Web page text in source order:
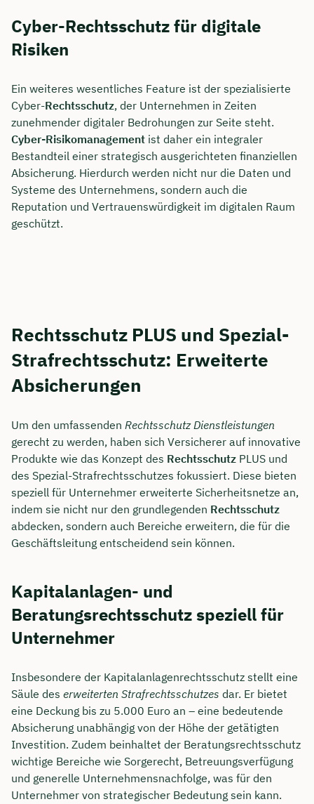
Cyber-Rechtsschutz für digitale
Risiken
Ein weiteres wesentliches Feature ist der spezialisierte
Cyber-Rechtsschutz, der Unternehmen in Zeiten
zunehmender digitaler Bedrohungen zur Seite steht.
Cyber-Risikomanagement ist daher ein integraler
Bestandteil einer strategisch ausgerichteten finanziellen
Absicherung. Hierdurch werden nicht nur die Daten und
Systeme des Unternehmens, sondern auch die
Reputation und Vertrauenswürdigkeit im digitalen Raum
geschützt.
Rechtsschutz PLUS und Spezial-
Strafrechtsschutz: Erweiterte
Absicherungen
Um den umfassenden Rechtsschutz Dienstleistungen
gerecht zu werden, haben sich Versicherer auf innovative
Produkte wie das Konzept des Rechtsschutz PLUS und
des Spezial-Strafrechtsschutzes fokussiert. Diese bieten
speziell für Unternehmer erweiterte Sicherheitsnetze an,
indem sie nicht nur den grundlegenden Rechtsschutz
abdecken, sondern auch Bereiche erweitern, die für die
Geschäftsleitung entscheidend sein können.
Kapitalanlagen- und
Beratungsrechtsschutz speziell für
Unternehmer
Insbesondere der Kapitalanlagenrechtsschutz stellt eine
Säule des erweiterten Strafrechtsschutzes dar. Er bietet
eine Deckung bis zu 5.000 Euro an – eine bedeutende
Absicherung unabhängig von der Höhe der getätigten
Investition. Zudem beinhaltet der Beratungsrechtsschutz
wichtige Bereiche wie Sorgerecht, Betreuungsverfügung
und generelle Unternehmensnachfolge, was für den
Unternehmer von strategischer Bedeutung sein kann.
Dauer: ca. 30 Minuten
Kostenfrei & unverbindlich
🗓️ Wählen Sie jetzt Ihren Wunschtermin:
Meeting buchen